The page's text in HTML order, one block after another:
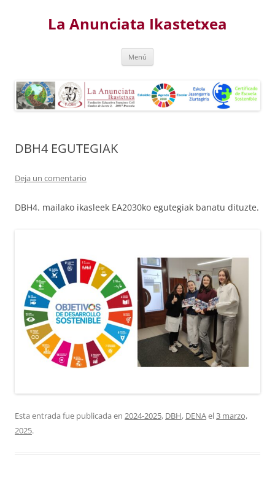
contenidoLa Anunciata Ikastetxea
Menú
DBH4 EGUTEGIAK
Deja un comentario
DBH4. mailako ikasleek EA2030ko egutegiak banatu dituzte.
Esta entrada fue publicada en 2024-2025, DBH, DENAel3 marzo,
2025.